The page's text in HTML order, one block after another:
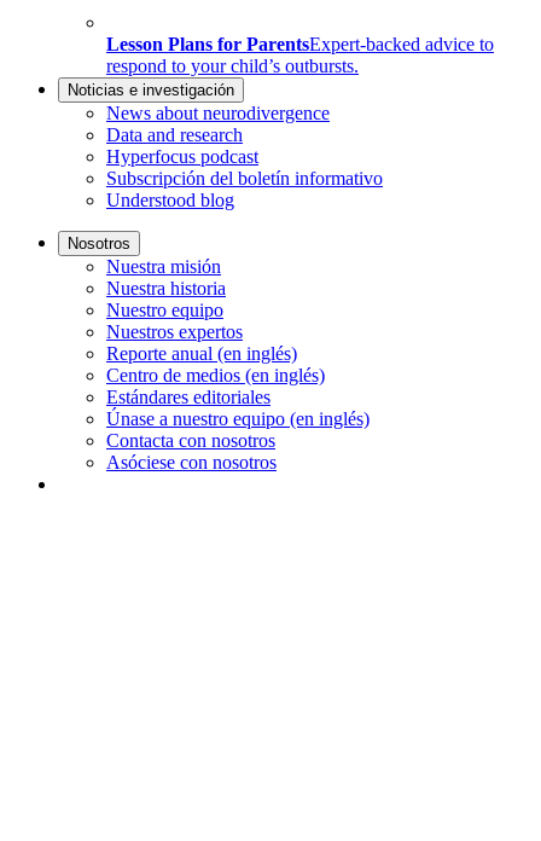
Lesson Plans for ParentsExpert-backed advice to
respond to your child’s outbursts.
Noticias e investigación
News about neurodivergence
Data and research
Hyperfocus podcast
Subscripción del boletín informativo
Understood blog
Nosotros
Nuestra misión
Nuestra historia
Nuestro equipo
Nuestros expertos
Reporte anual (en inglés)
Centro de medios (en inglés)
Estándares editoriales
Únase a nuestro equipo (en inglés)
Contacta con nosotros
Asóciese con nosotros